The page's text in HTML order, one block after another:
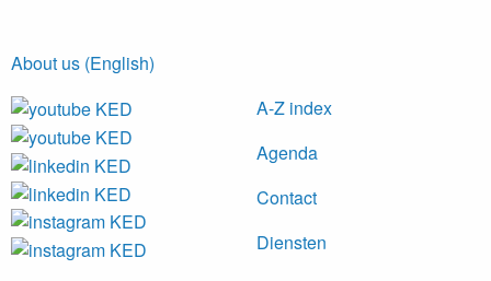
About us (English)
A-Z index
Agenda
Contact
Diensten